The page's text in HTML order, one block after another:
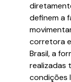
definem a
corretora
Brasil, a
realizadas
condições